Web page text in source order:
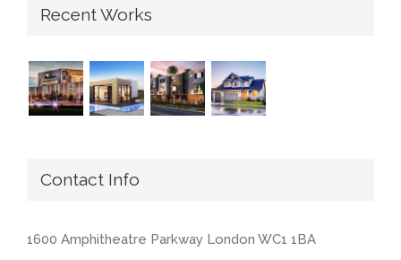
Recent Works
Contact Info
1600 Amphitheatre Parkway London WC1 1BA